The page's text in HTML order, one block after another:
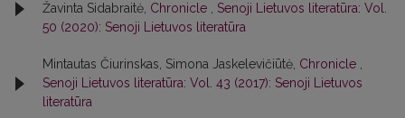
Žavinta Sidabraitė, Chronicle , Senoji Lietuvos literatūra: Vol.
50 (2020): Senoji Lietuvos literatūra
Mintautas Čiurinskas, Simona Jaskelevičiūtė, Chronicle ,
Senoji Lietuvos literatūra: Vol. 43 (2017): Senoji Lietuvos
literatūra